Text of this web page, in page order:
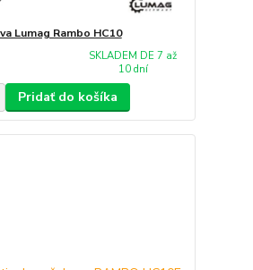
Lumag Rambo HC10
SKLADEM DE 7 až
10 dní
Pridať do košíka